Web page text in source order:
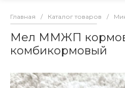
Главная / Каталог товаров /
Мел ММЖП
комбикормовый